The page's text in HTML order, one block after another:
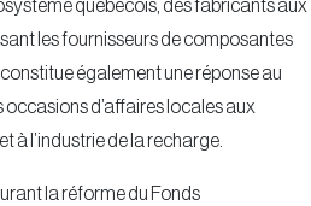
québécois, des fabricants aux
les fournisseurs de composantes
également une réponse au
d’affaires locales aux
à l’industrie de la recharge.
la réforme du Fonds